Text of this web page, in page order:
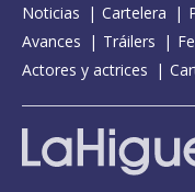
Noticias Cartelera
Avances
Tráilers
Actores y actrices